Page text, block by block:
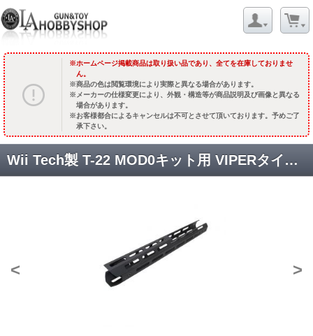
ホームページ掲載商品は取り扱い品であり、全てを在庫しておりませ
ん。
商品の色は閲覧環境により実際と異なる場合があります。
メーカーの仕様変更により、外観・構造等が商品説明及び画像と異なる
場合があります。
お客様都合によるキャンセルは不可とさせて頂いております。予めご了
承下さい。
Wii Tech製 T-22 MOD0キット用 VIPERタイプ12.75インチM-LOKハンドガード /ブラック [4600] [取寄]
< >